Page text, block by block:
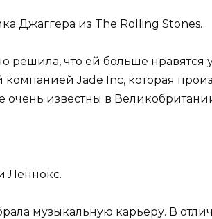
Джаггера из The Rolling Stones.
что ей больше нравятся
Jade Inc, которая
очень известны в
Леннокс.
музыкальную карьеру. В